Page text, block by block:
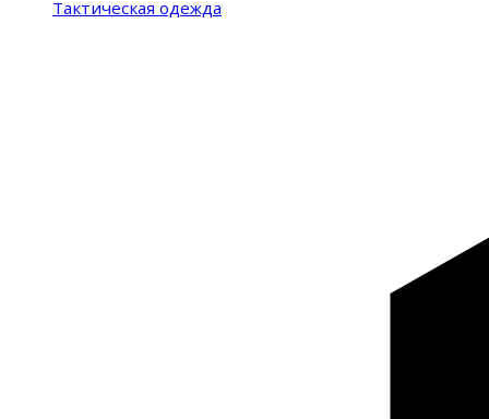
Тактическая одежда